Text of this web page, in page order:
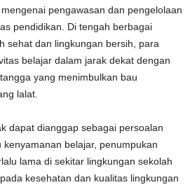
pengawasan dan pengelolaan
pendidikan. Di tengah berbagai
sehat dan lingkungan bersih, para
belajar dalam jarak dekat dengan
yang menimbulkan bau
lalat.
dapat dianggap sebagai persoalan
belajar, penumpukan
lama di sekitar lingkungan sekolah
kesehatan dan kualitas lingkungan